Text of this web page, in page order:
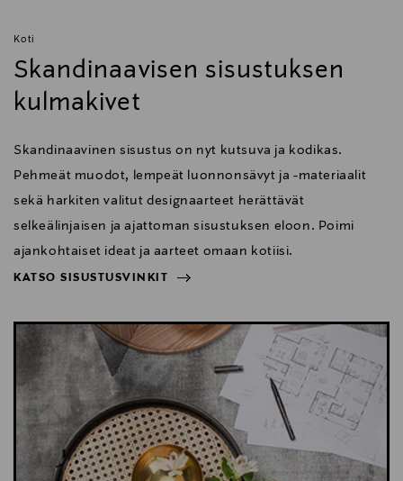
Koti
Skandinaavisen sisustuksen
kulmakivet
Skandinaavinen sisustus on nyt kutsuva ja kodikas.
Pehmeät muodot, lempeät luonnonsävyt ja -materiaalit
sekä harkiten valitut designaarteet herättävät
selkeälinjaisen ja ajattoman sisustuksen eloon. Poimi
ajankohtaiset ideat ja aarteet omaan kotiisi.
KATSO SISUSTUSVINKIT
KATSO SISUSTUSVINKIT